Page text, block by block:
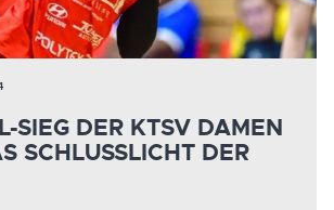
SIEG DER KTSV DAMEN
SCHLUSSLICHT DER